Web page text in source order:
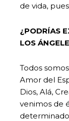
de vida,
¿PODRÍAS
LOS
Todos
Amor del
Dios, Alá,
venimos de